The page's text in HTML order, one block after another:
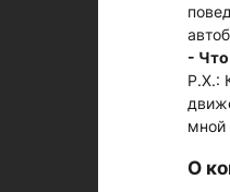
- Что
Р.Х.:
мной
О